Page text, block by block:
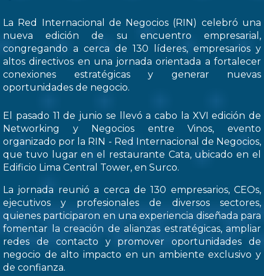
La Red Internacional de Negocios (RIN) celebró una
nueva edición de su encuentro empresarial,
congregando a cerca de 130 líderes, empresarios y
altos directivos en una jornada orientada a fortalecer
conexiones estratégicas y generar nuevas
oportunidades de negocio.
El pasado 11 de junio se llevó a cabo la XVI edición de
Networking y Negocios entre Vinos, evento
organizado por la RIN - Red Internacional de Negocios,
que tuvo lugar en el restaurante Cata, ubicado en el
Edificio Lima Central Tower, en Surco.
La jornada reunió a cerca de 130 empresarios, CEOs,
ejecutivos y profesionales de diversos sectores,
quienes participaron en una experiencia diseñada para
fomentar la creación de alianzas estratégicas, ampliar
redes de contacto y promover oportunidades de
negocio de alto impacto en un ambiente exclusivo y
de confianza.